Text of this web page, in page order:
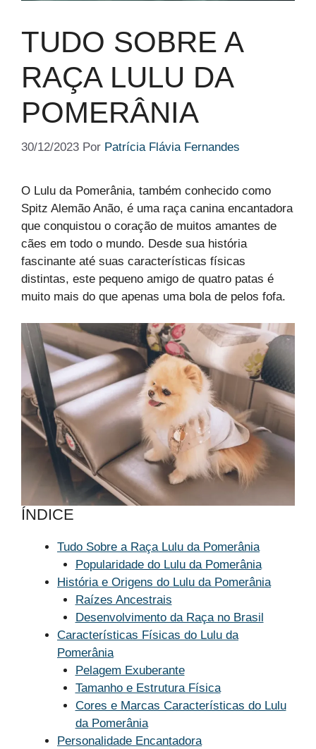
TUDO SOBRE A
RAÇA LULU DA
POMERÂNIA
30/12/2023 Por Patrícia Flávia Fernandes
O Lulu da Pomerânia, também conhecido como
Spitz Alemão Anão, é uma raça canina encantadora
que conquistou o coração de muitos amantes de
cães em todo o mundo. Desde sua história
fascinante até suas características físicas
distintas, este pequeno amigo de quatro patas é
muito mais do que apenas uma bola de pelos fofa.
ÍNDICE
Tudo Sobre a Raça Lulu da Pomerânia
Popularidade do Lulu da Pomerânia
História e Origens do Lulu da Pomerânia
Raízes Ancestrais
Desenvolvimento da Raça no Brasil
Características Físicas do Lulu da
Pomerânia
Pelagem Exuberante
Tamanho e Estrutura Física
Cores e Marcas Características do Lulu
da Pomerânia
Personalidade Encantadora